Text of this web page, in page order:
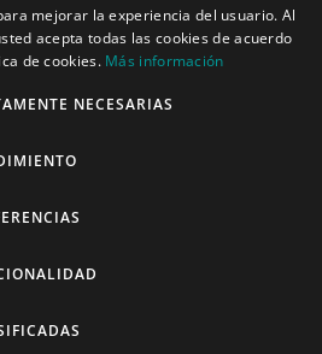
Ciudad RealElcheGranadaHuelva
y TorrejónMálagaMurcia
LogroñoZaragoza
PROMO VERANO
mejorar la experiencia del usuario. Al
acepta todas las cookies de acuerdo
de cookies. Más información
NECESARIAS